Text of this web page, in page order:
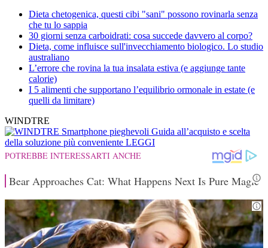
Dieta chetogenica, questi cibi "sani" possono rovinarla senza
che tu lo sappia
30 giorni senza carboidrati: cosa succede davvero al corpo?
Dieta, come influisce sull'invecchiamento biologico. Lo studio
australiano
L’errore che rovina la tua insalata estiva (e aggiunge tante
calorie)
I 5 alimenti che supportano l’equilibrio ormonale in estate (e
quelli da limitare)
WINDTRE
Smartphone pieghevoli Guida all’acquisto e scelta
della soluzione più conveniente LEGGI